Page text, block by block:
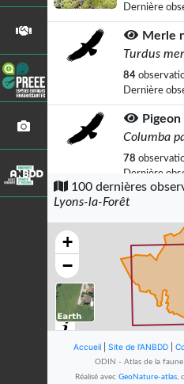
Dernière
Merle
Turdus
84
Dernière
Columba
78
Dernière
Sylvia
Dernière
1758)
Dernière
100 dernières
Lyons-la-Forêt
+
−
Accueil Site de l'ANBDD
ODIN - Atlas de la
Réalisé avec GeoNature-atlas,